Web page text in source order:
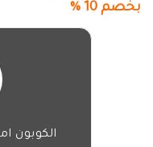
بخصم 10 %